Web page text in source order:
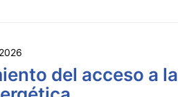
del acceso a la